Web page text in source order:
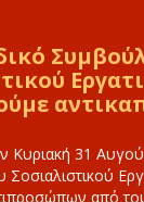
Κυριακή 31
από